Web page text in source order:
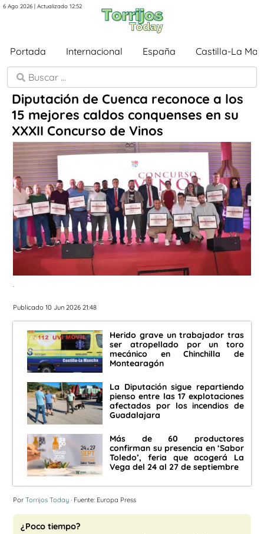
6 Ago 2026 | Actualizado 12:52
Portada Internacional España Castilla-La
Diputación de Cuenca reconoce a los
15 mejores caldos conquenses en su
XXXII Concurso de Vinos
.
Publicado 10 Jun 2026 21:48
Herido grave un trabajador tras
ser atropellado por un toro
mecánico en Chinchilla de
Montearagón
La Diputación sigue repartiendo
pienso entre las 17 explotaciones
afectados por los incendios de
Guadalajara
Más de 60 productores
confirman su presencia en ‘Sabor
Toledo’, feria que acogerá La
Vega del 24 al 27 de septiembre
Por Torrijos Today · Fuente: Europa Press
¿Poco tiempo?